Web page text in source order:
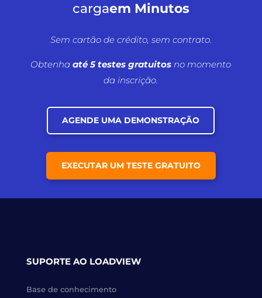
cargaem Minutos
Sem cartão de crédito, sem contrato.
Obtenhaaté 5 testes gratuitos no momento
da inscrição.
AGENDE UMA DEMONSTRAÇÃO
EXECUTAR UM TESTE GRATUITO
SUPORTE AO LOADVIEW
Base de conhecimento